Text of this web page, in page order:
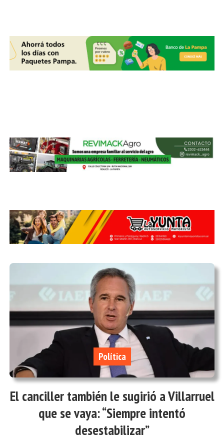
El canciller también le sugirió a Villarruel
que se vaya: “Siempre intentó
desestabilizar”
Política